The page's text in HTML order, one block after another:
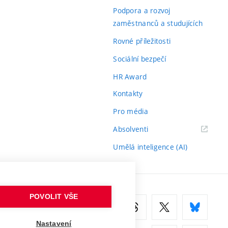
Podpora a rozvoj
zaměstnanců a studujících
Rovné příležitosti
Sociální bezpečí
HR Award
Kontakty
Pro média
Absolventi(externí
Umělá inteligence (AI)
POVOLIT VŠE
Nastavení